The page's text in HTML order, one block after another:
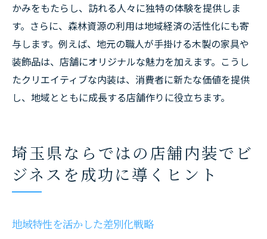
かみをもたらし、訪れる人々に独特の体験を提供しま
す。さらに、森林資源の利用は地域経済の活性化にも寄
与します。例えば、地元の職人が手掛ける木製の家具や
装飾品は、店舗にオリジナルな魅力を加えます。こうし
たクリエイティブな内装は、消費者に新たな価値を提供
し、地域とともに成長する店舗作りに役立ちます。
埼玉県ならではの店舗内装でビ
ジネスを成功に導くヒント
地域特性を活かした差別化戦略